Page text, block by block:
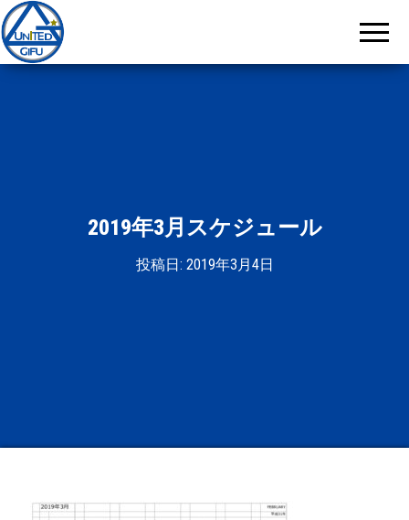
イテ
2019年3月スケジュール
投稿日: 2019年3月4日